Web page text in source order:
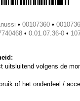
• 00107360 •
• 0.01.07.36-0 •
uitsluitend volgens de
of het onderdeel /